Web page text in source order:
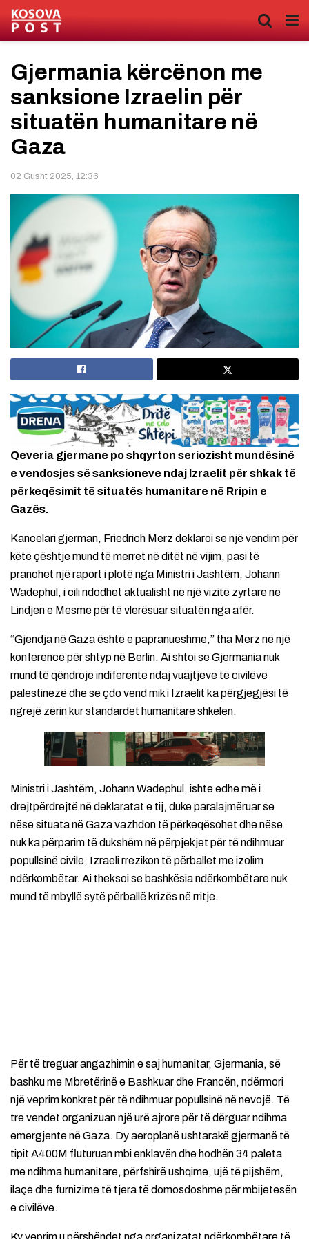
Gjermania kërcënon me
sanksione Izraelin për
situatën humanitare në
Gaza
02 Gusht 2025, 12:36
Qeveria gjermane po shqyrton seriozisht mundësinë
e vendosjes së sanksioneve ndaj Izraelit për shkak të
përkeqësimit të situatës humanitare në Rripin e
Gazës.
Kancelari gjerman, Friedrich Merz deklaroi se një vendim për
këtë çështje mund të merret në ditët në vijim, pasi të
pranohet një raport i plotë nga Ministri i Jashtëm, Johann
Wadephul, i cili ndodhet aktualisht në një vizitë zyrtare në
Lindjen e Mesme për të vlerësuar situatën nga afër.
“Gjendja në Gaza është e papranueshme,” tha Merz në një
konferencë për shtyp në Berlin. Ai shtoi se Gjermania nuk
mund të qëndrojë indiferente ndaj vuajtjeve të civilëve
palestinezë dhe se çdo vend mik i Izraelit ka përgjegjësi të
ngrejë zërin kur standardet humanitare shkelen.
Ministri i Jashtëm, Johann Wadephul, ishte edhe më i
drejtpërdrejtë në deklaratat e tij, duke paralajmëruar se
nëse situata në Gaza vazhdon të përkeqësohet dhe nëse
nuk ka përparim të dukshëm në përpjekjet për të ndihmuar
popullsinë civile, Izraeli rrezikon të përballet me izolim
ndërkombëtar. Ai theksoi se bashkësia ndërkombëtare nuk
mund të mbyllë sytë përballë krizës në rritje.
Për të treguar angazhimin e saj humanitar, Gjermania, së
bashku me Mbretërinë e Bashkuar dhe Francën, ndërmori
një veprim konkret për të ndihmuar popullsinë në nevojë. Të
tre vendet organizuan një urë ajrore për të dërguar ndihma
emergjente në Gaza. Dy aeroplanë ushtarakë gjermanë të
tipit A400M fluturuan mbi enklavën dhe hodhën 34 paleta
me ndihma humanitare, përfshirë ushqime, ujë të pijshëm,
ilaçe dhe furnizime të tjera të domosdoshme për mbijetesën
e civilëve.
Ky veprim u përshëndet nga organizatat ndërkombëtare të